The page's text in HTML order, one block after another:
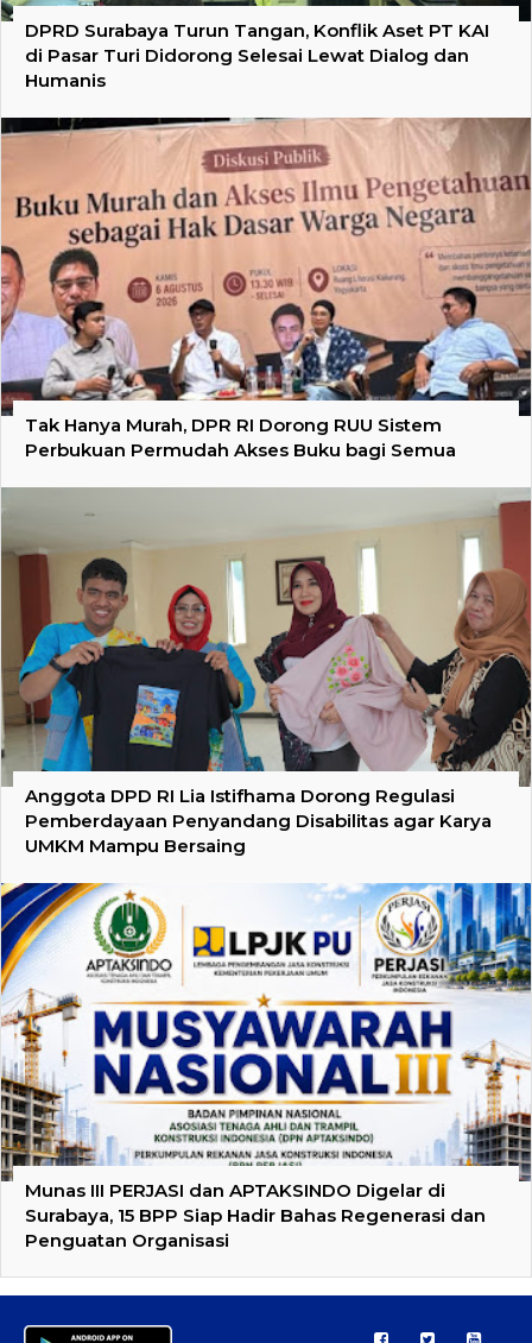
DPRD Surabaya Turun Tangan, Konflik Aset PT KAI
di Pasar Turi Didorong Selesai Lewat Dialog dan
Humanis
Tak Hanya Murah, DPR RI Dorong RUU Sistem
Perbukuan Permudah Akses Buku bagi Semua
Anggota DPD RI Lia Istifhama Dorong Regulasi
Pemberdayaan Penyandang Disabilitas agar Karya
UMKM Mampu Bersaing
Munas III PERJASI dan APTAKSINDO Digelar di
Surabaya, 15 BPP Siap Hadir Bahas Regenerasi dan
Penguatan Organisasi